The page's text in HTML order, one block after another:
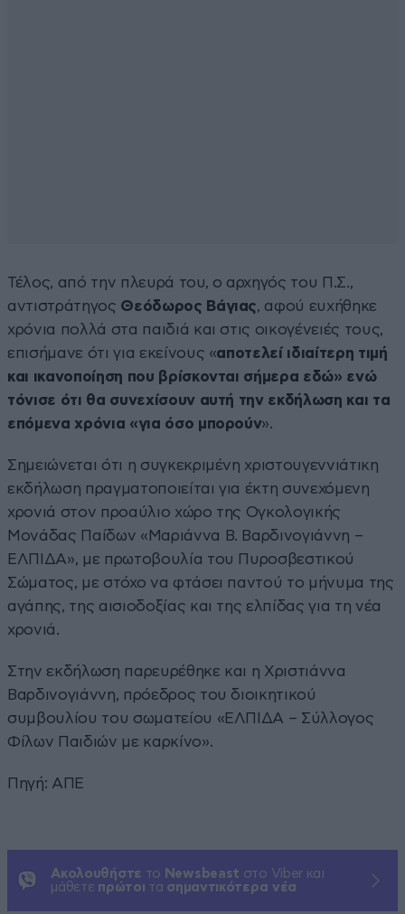
Τέλος, από την πλευρά του, ο αρχηγός του Π.Σ.,
αντιστράτηγος Θεόδωρος Βάγιας, αφού ευχήθηκε
χρόνια πολλά στα παιδιά και στις οικογένειές τους,
επισήμανε ότι για εκείνους «αποτελεί ιδιαίτερη τιμή
και ικανοποίηση που βρίσκονται σήμερα εδώ» ενώ
τόνισε ότι θα συνεχίσουν αυτή την εκδήλωση και τα
επόμενα χρόνια «για όσο μπορούν».
Σημειώνεται ότι η συγκεκριμένη χριστουγεννιάτικη
εκδήλωση πραγματοποιείται για έκτη συνεχόμενη
χρονιά στον προαύλιο χώρο της Ογκολογικής
Μονάδας Παίδων «Μαριάννα Β. Βαρδινογιάννη –
ΕΛΠΙΔΑ», με πρωτοβουλία του Πυροσβεστικού
Σώματος, με στόχο να φτάσει παντού το μήνυμα της
αγάπης, της αισιοδοξίας και της ελπίδας για τη νέα
χρονιά.
Στην εκδήλωση παρευρέθηκε και η Χριστιάννα
Βαρδινογιάννη, πρόεδρος του διοικητικού
συμβουλίου του σωματείου «ΕΛΠΙΔΑ – Σύλλογος
Φίλων Παιδιών με καρκίνο».
Πηγή: ΑΠΕ
Ακολουθήστε το Newsbeast στο Viber και
μάθετε πρώτοι τα σημαντικότερα νέα